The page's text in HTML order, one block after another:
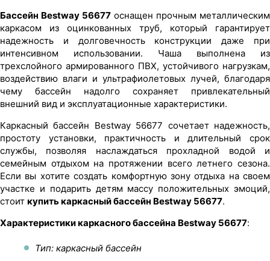
Бассейн Bestway 56677 оснащен прочным металлическим
каркасом из оцинкованных труб, который гарантирует
надежность и долговечность конструкции даже при
интенсивном использовании. Чаша выполнена из
трехслойного армированного ПВХ, устойчивого нагрузкам,
воздействию влаги и ультрафиолетовых лучей, благодаря
чему бассейн надолго сохраняет привлекательный
внешний вид и эксплуатационные характеристики.
Каркасный бассейн Bestway 56677 сочетает надежность,
простоту установки, практичность и длительный срок
службы, позволяя наслаждаться прохладной водой и
семейным отдыхом на протяжении всего летнего сезона.
Если вы хотите создать комфортную зону отдыха на своем
участке и подарить детям массу положительных эмоций,
стоит купить каркасный бассейн Bestway 56677.
Характеристики каркасного бассейна Bestway 56677:
Тип: каркасный бассейн